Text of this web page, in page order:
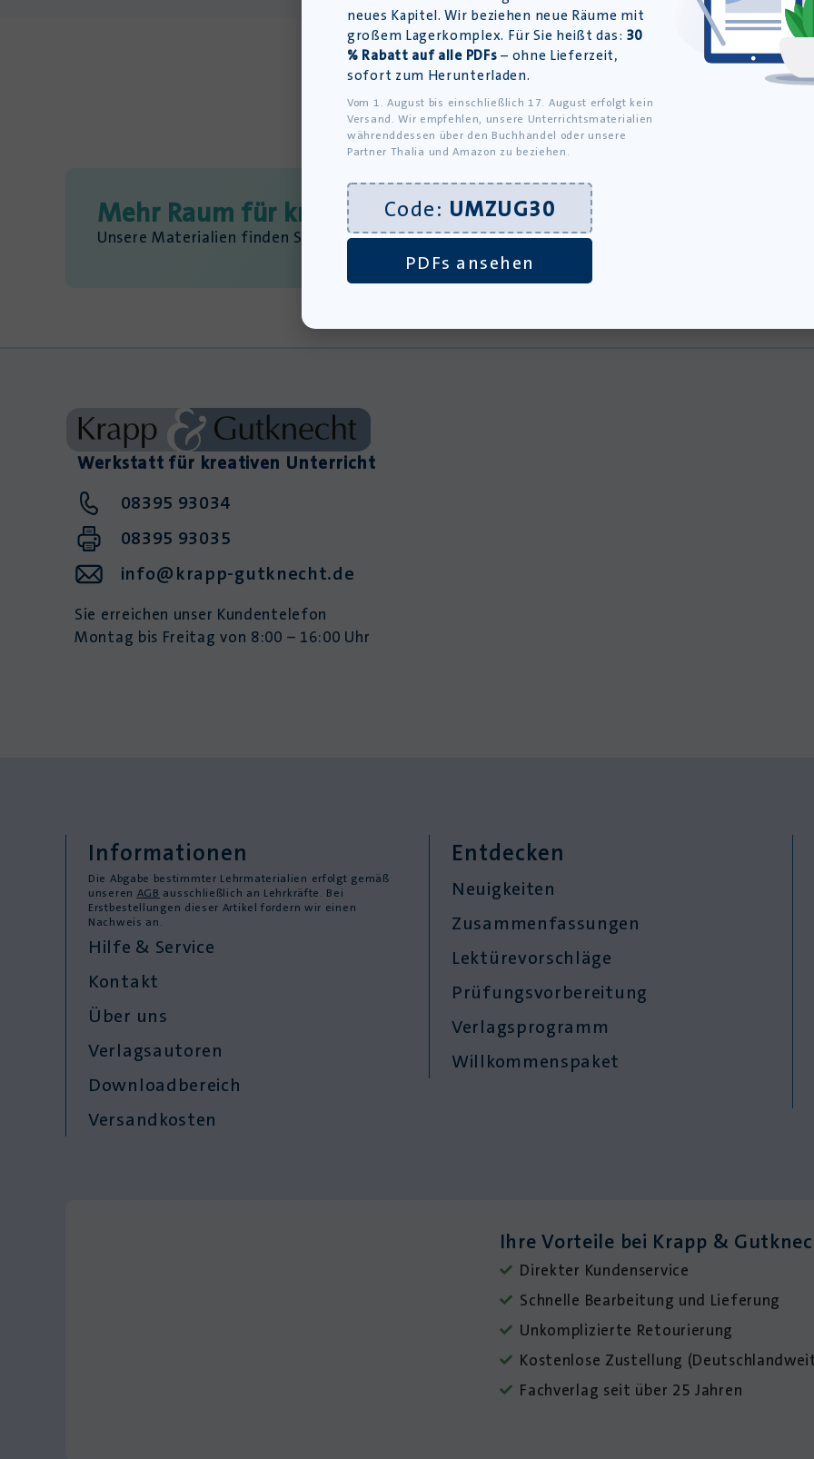
Mehr Raum für kreativen Unterricht
Unsere Materialien finden Sie auch auf diesen Plattformen:
Werkstatt für kreativen Unterricht
08395 93034
08395 93035
info@krapp-gutknecht.de
Sie erreichen unser Kundentelefon
Montag bis Freitag von 8:00 – 16:00 Uhr
Informationen
Die Abgabe bestimmter Lehrmaterialien erfolgt gemäß
unseren AGB ausschließlich an Lehrkräfte. Bei
Erstbestellungen dieser Artikel fordern wir einen
Nachweis an.
Hilfe & Service
Kontakt
Über uns
Verlagsautoren
Downloadbereich
Versandkosten
Entdecken
Neuigkeiten
Zusammenfassungen
Lektürevorschläge
Prüfungsvorbereitung
Verlagsprogramm
Willkommenspaket
Ihre Vorteile bei Krapp &
Direkter Kundenservice
Schnelle Bearbeitung und Lieferung
Unkomplizierte Retourierung
Kostenlose Zustellung
Fachverlag seit über 25 Jahren
neues Kapitel. Wir beziehen neue Räume mit
großem Lagerkomplex. Für Sie heißt das: 30
% Rabatt auf alle PDFs – ohne Lieferzeit,
sofort zum Herunterladen.
Vom 1. August bis einschließlich 17. August erfolgt kein
Versand. Wir empfehlen, unsere Unterrichtsmaterialien
währenddessen über den Buchhandel oder unsere
Partner Thalia und Amazon zu beziehen.
Code: UMZUG30
PDFs ansehen